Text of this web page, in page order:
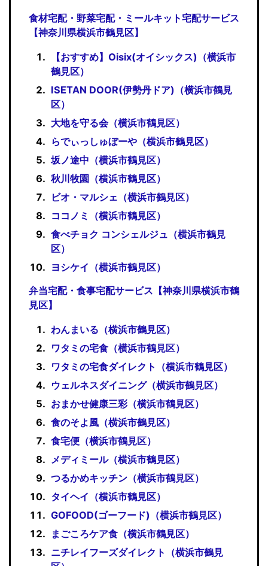
食材宅配・野菜宅配・ミールキット宅配サービス
【神奈川県横浜市鶴見区】
【おすすめ】Oisix(オイシックス)（横浜市
鶴見区）
ISETAN DOOR(伊勢丹ドア)（横浜市鶴見
区）
大地を守る会（横浜市鶴見区）
らでぃっしゅぼーや（横浜市鶴見区）
坂ノ途中（横浜市鶴見区）
秋川牧園（横浜市鶴見区）
ビオ・マルシェ（横浜市鶴見区）
ココノミ（横浜市鶴見区）
食べチョク コンシェルジュ（横浜市鶴見
区）
ヨシケイ（横浜市鶴見区）
弁当宅配・食事宅配サービス【神奈川県横浜市鶴
見区】
わんまいる（横浜市鶴見区）
ワタミの宅食（横浜市鶴見区）
ワタミの宅食ダイレクト（横浜市鶴見区）
ウェルネスダイニング（横浜市鶴見区）
おまかせ健康三彩（横浜市鶴見区）
食のそよ風（横浜市鶴見区）
食宅便（横浜市鶴見区）
メディミール（横浜市鶴見区）
つるかめキッチン（横浜市鶴見区）
タイヘイ（横浜市鶴見区）
GOFOOD(ゴーフード)（横浜市鶴見区）
まごころケア食（横浜市鶴見区）
ニチレイフーズダイレクト（横浜市鶴見